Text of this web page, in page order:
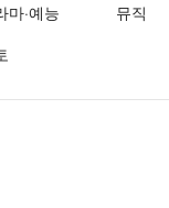
마·예능
뮤직